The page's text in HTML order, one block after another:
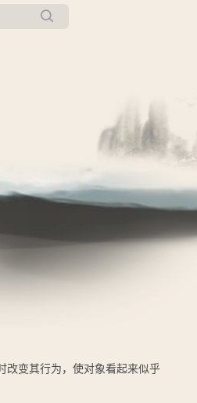
改变其行为，使对象看起来似乎